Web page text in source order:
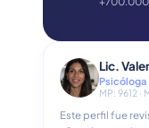
Lic.
Psicóloga
MP: 9612 ·
Este perfil fue